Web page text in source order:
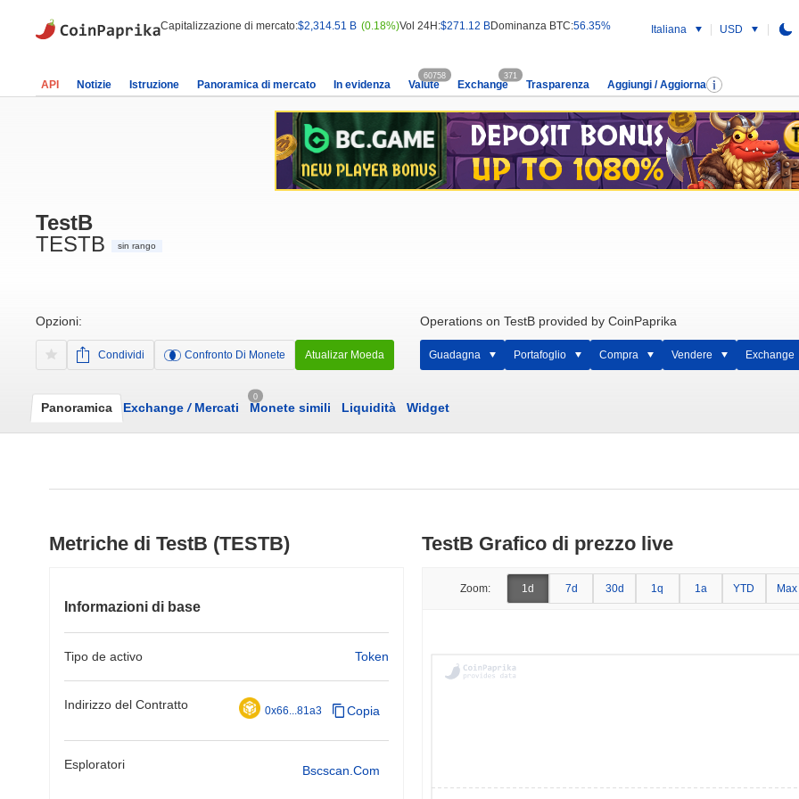
Capitalizzazione di mercato:$2,314.51 B (0.18%)Vol 24H:$271.12 BDominanza BTC:56.35% Italiana USD
API Notizie Istruzione Panoramica di mercato In evidenza Valute
60758
Exchange
371
Trasparenza Aggiungi / Aggiorna
TestB
TESTB
sin rango
Opzioni:
Condividi Confronto Di Monete Atualizar Moeda
Operations on TestB provided by CoinPaprika
Guadagna Portafoglio Compra Vendere Exchange
Panoramica Exchange /Mercati
0
Monete simili Liquidità Widget
Metriche di TestB (TESTB)
Informazioni di base
Tipo de activo Token
Indirizzo del Contratto 0x66...81a3 Copia
Esploratori Bscscan.com
TestB Grafico di prezzo live
Zoom: 1d 7d 30d 1q 1a YTD Max